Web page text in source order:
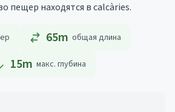
пещер находятся в calcàries.
65m общая длина
15m макс. глубина